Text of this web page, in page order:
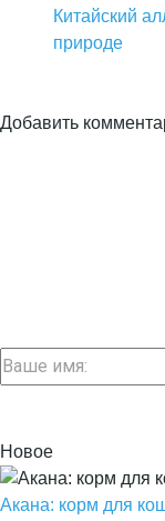
Китайский
природе
Добавить
Новое
Акана: корм для